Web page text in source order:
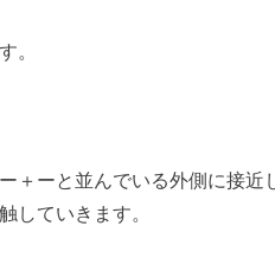
。
＋ーと並んでいる外側に接
していきます。